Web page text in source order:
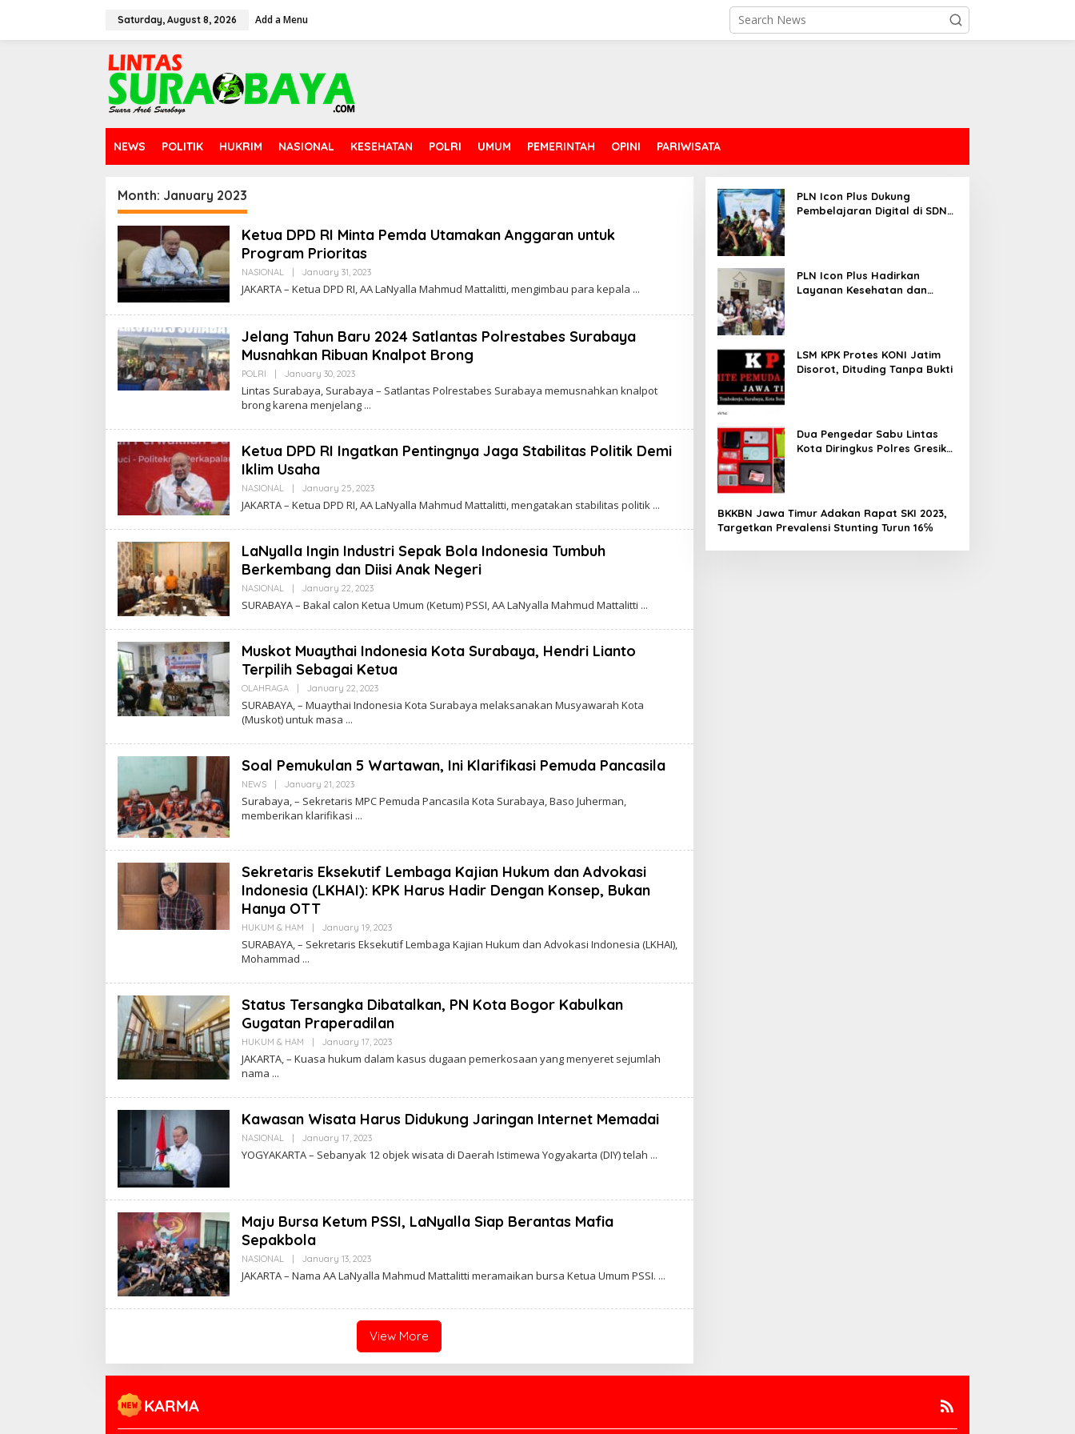
Saturday, August 8, 2026 Add a Menu
NEWS POLITIK HUKRIM NASIONAL KESEHATAN POLRI UMUM PEMERINTAH OPINI PARIWISATA
Month: January 2023
Ketua DPD RI Minta Pemda Utamakan Anggaran untuk
Program Prioritas
NASIONAL January 31, 2023
Y
JAKARTA – Ketua DPD RI, AA LaNyalla Mahmud Mattalitti, mengimbau para kepala
Jelang Tahun Baru 2024 Satlantas Polrestabes Surabaya
Musnahkan Ribuan Knalpot Brong
POLRI January 30, 2023
Lintas Surabaya, Surabaya – Satlantas Polrestabes Surabaya memusnahkan knalpot
brong karena menjelang
Ketua DPD RI Ingatkan Pentingnya Jaga Stabilitas Politik Demi
Iklim Usaha
NASIONAL January 25, 2023
Y
JAKARTA – Ketua DPD RI, AA LaNyalla Mahmud Mattalitti, mengatakan stabilitas politik
LaNyalla Ingin Industri Sepak Bola Indonesia Tumbuh
Berkembang dan Diisi Anak Negeri
NASIONAL January 22, 2023
Y
SURABAYA – Bakal calon Ketua Umum (Ketum) PSSI, AA LaNyalla Mahmud Mattalitti
Muskot Muaythai Indonesia Kota Surabaya, Hendri Lianto
Terpilih Sebagai Ketua
OLAHRAGA January 22, 2023
SURABAYA, – Muaythai Indonesia Kota Surabaya melaksanakan Musyawarah Kota
(Muskot) untuk masa
Soal Pemukulan 5 Wartawan, Ini Klarifikasi Pemuda Pancasila
NEWS January 21, 2023
Y
Surabaya, – Sekretaris MPC Pemuda Pancasila Kota Surabaya, Baso Juherman,
memberikan klarifikasi
Sekretaris Eksekutif Lembaga Kajian Hukum dan Advokasi
Indonesia (LKHAI): KPK Harus Hadir Dengan Konsep, Bukan
Hanya OTT
HUKUM & HAM | January 19, 2023
Y
SURABAYA, – Sekretaris Eksekutif Lembaga Kajian Hukum dan Advokasi Indonesia (LKHAI),
Mohammad
Status Tersangka Dibatalkan, PN Kota Bogor Kabulkan
Gugatan Praperadilan
HUKUM & HAM | January 17, 2023
Y
JAKARTA, – Kuasa hukum dalam kasus dugaan pemerkosaan yang menyeret sejumlah
nama
Kawasan Wisata Harus Didukung Jaringan Internet Memadai
NASIONAL | January 17, 2023
Y
YOGYAKARTA – Sebanyak 12 objek wisata di Daerah Istimewa Yogyakarta (DIY) telah
Maju Bursa Ketum PSSI, LaNyalla Siap Berantas Mafia
Sepakbola
NASIONAL January 13, 2023
Y
JAKARTA – Nama AA LaNyalla Mahmud Mattalitti meramaikan bursa Ketua Umum PSSI.
View More
PLN Icon Plus Dukung
Pembelajaran Digital di SDN
PLN Icon Plus Hadirkan
Layanan Kesehatan dan
LSM KPK Protes KONI Jatim
Disorot, Dituding Tanpa Bukti
Dua Pengedar Sabu Lintas
Kota Diringkus Polres Gresik
BKKBN Jawa Timur Adakan Rapat SKI 2023,
Targetkan Prevalensi Stunting Turun 16℅